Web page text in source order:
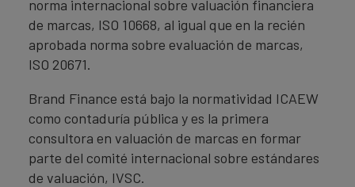
norma internacional sobre valuación financiera
de marcas, ISO 10668, al igual que en la recién
aprobada norma sobre evaluación de marcas,
ISO 20671.
Brand Finance está bajo la normatividad ICAEW
como contaduría pública y es la primera
consultora en valuación de marcas en formar
parte del comité internacional sobre estándares
de valuación, IVSC.